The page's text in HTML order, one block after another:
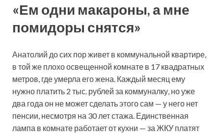
«Ем одни макароны, а мне
помидоры снятся»
Анатолий до сих пор живет в коммунальной квартире,
в той же плохо освещенной комнате в 17 квадратных
метров, где умерла его жена. Каждый месяц ему
нужно платить 2 тыс. рублей за коммуналку, но уже
два года он не может сделать этого сам — у него нет
пенсии, несмотря на 30 лет стажа. Единственная
лампа в комнате работает от кухни — за ЖКУ платят